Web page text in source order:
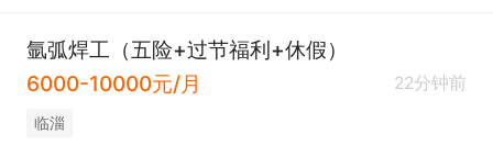
氩弧焊工（五险+过节福利+休假）
6000-10000元/月
22分钟前
临淄